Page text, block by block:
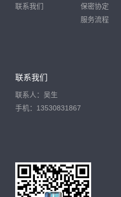
联系我们
保密协定
服务流程
联系我们
联系人：吴生
手机：13530831867